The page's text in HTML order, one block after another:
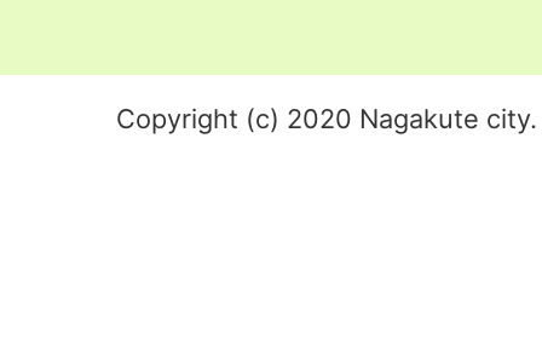
Copyright (c) 2020 Nagakute